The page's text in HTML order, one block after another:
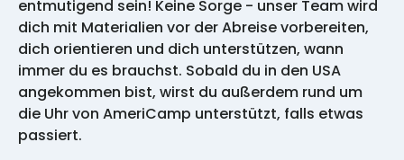
entmutigend sein! Keine Sorge - unser Team wird
dich mit Materialien vor der Abreise vorbereiten,
dich orientieren und dich unterstützen, wann
immer du es brauchst. Sobald du in den USA
angekommen bist, wirst du außerdem rund um
die Uhr von AmeriCamp unterstützt, falls etwas
passiert.